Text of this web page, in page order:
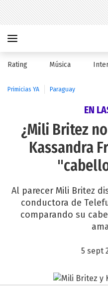
Rating Música
Primicias YA Paraguay
EN
¿Mili Britez
Kassandra
Al parecer Mili Britez
conductora de
comparando su
5 sept